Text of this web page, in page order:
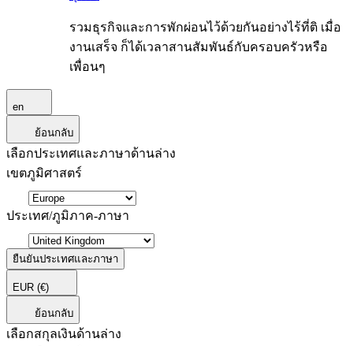
รวมธุรกิจและการพักผ่อนไว้ด้วยกันอย่างไร้ที่ติ เมื่อ
งานเสร็จ ก็ได้เวลาสานสัมพันธ์กับครอบครัวหรือ
เพื่อนๆ
en
ย้อนกลับ
เลือกประเทศและภาษาด้านล่าง
เขตภูมิศาสตร์
ประเทศ/ภูมิภาค-ภาษา
ยืนยันประเทศและภาษา
EUR (€)
ย้อนกลับ
เลือกสกุลเงินด้านล่าง